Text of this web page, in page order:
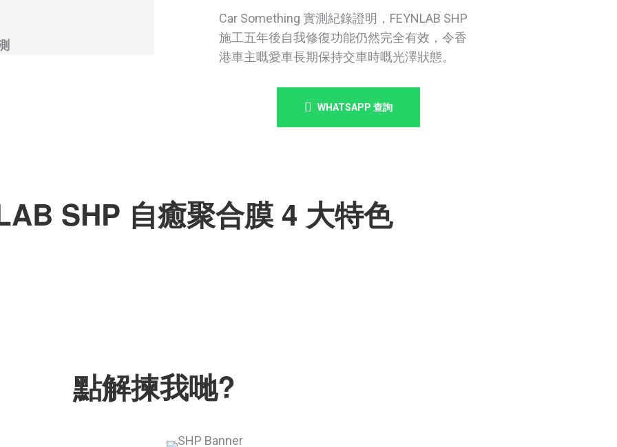
Car Something 實測紀錄證明，FEYNLAB SHP
施工五年後自我修復功能仍然完全有效，令香
港車主嘅愛車長期保持交車時嘅光澤狀態。
WHATSAPP 查詢
SHP 自癒聚合膜 4 大特色
點解揀我哋?